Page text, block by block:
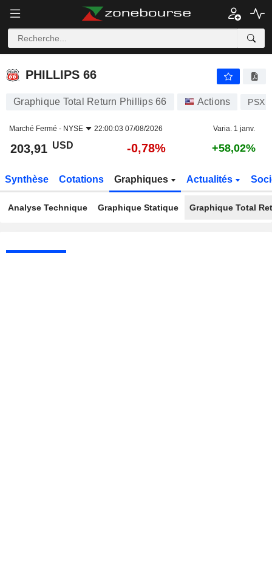
PHILLIPS 66
PHILLIPS 66
Graphique Total Return Phillips 66 Actions PSX
Marché Fermé - NYSE 22:00:03 07/08/2026 Varia. 1 janv.
203,91 USD -0,78% +58,02%
Synthèse Cotations Graphiques Actualités
Analyse Technique Graphique Statique Graphique Total